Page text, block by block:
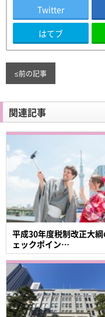
Twitter
はてブ
≤前の記事
関連記事
平成30年度税制改正大綱
ェックポイン…